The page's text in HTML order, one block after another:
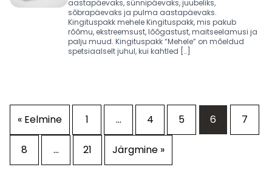
aastapäevaks, sünnipäevaks, juubeliks,
sõbrapäevaks ja pulma aastapäevaks.
Kingituspakk mehele Kingituspakk, mis pakub
rõõmu, ekstreemsust, lõõgastust, maitseelamusi ja
palju muud. Kingituspakk “Mehele” on mõeldud
spetsiaalselt juhul, kui kahtled […]
« Eelmine 1 … 4 5 6 7
8 … 21 Järgmine »